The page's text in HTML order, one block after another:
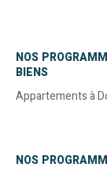
NOS
BIENS
Appartements à
NOS